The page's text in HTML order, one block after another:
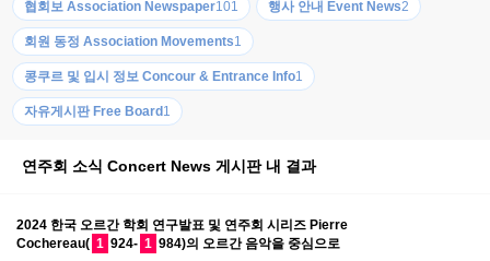
협회보 Association Newspaper101 행사 안내 Event News2
회원 동정 Association Movements1
콩쿠르 및 입시 정보 Concour & Entrance Info1
자유게시판 Free Board1
연주회 소식 Concert News 게시판 내 결과
2024 한국 오르간 학회 연구발표 및 연주회 시리즈 Pierre
Cochereau( 1 924- 1 984)의 오르간 음악을 중심으로